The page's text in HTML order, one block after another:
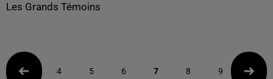
Les Grands Témoins
4 5 6 7 8 9 10